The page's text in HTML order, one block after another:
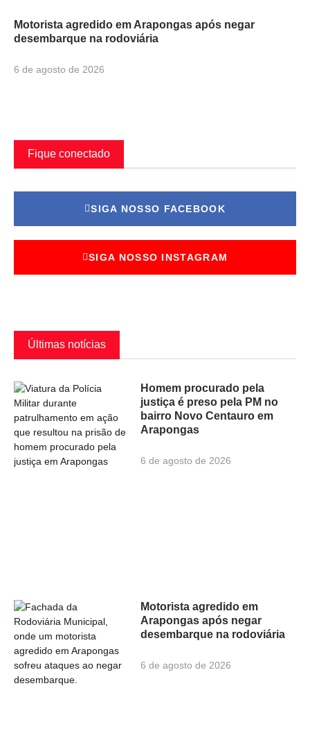
Motorista agredido em Arapongas após negar
desembarque na rodoviária
6 de agosto de 2026
Fique conectado
SIGA NOSSO FACEBOOK
SIGA NOSSO INSTAGRAM
Últimas notícias
Homem procurado pela
justiça é preso pela PM no
bairro Novo Centauro em
Arapongas
6 de agosto de 2026
Motorista agredido em
Arapongas após negar
desembarque na rodoviária
6 de agosto de 2026